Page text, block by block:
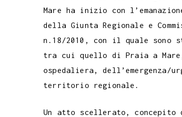
Mare ha inizio con
della Giunta Regionale e
n.18/2010, con il quale sono
tra cui quello di Praia a
ospedaliera, dell’emergenza/
territorio regionale.
Un atto scellerato, concepito